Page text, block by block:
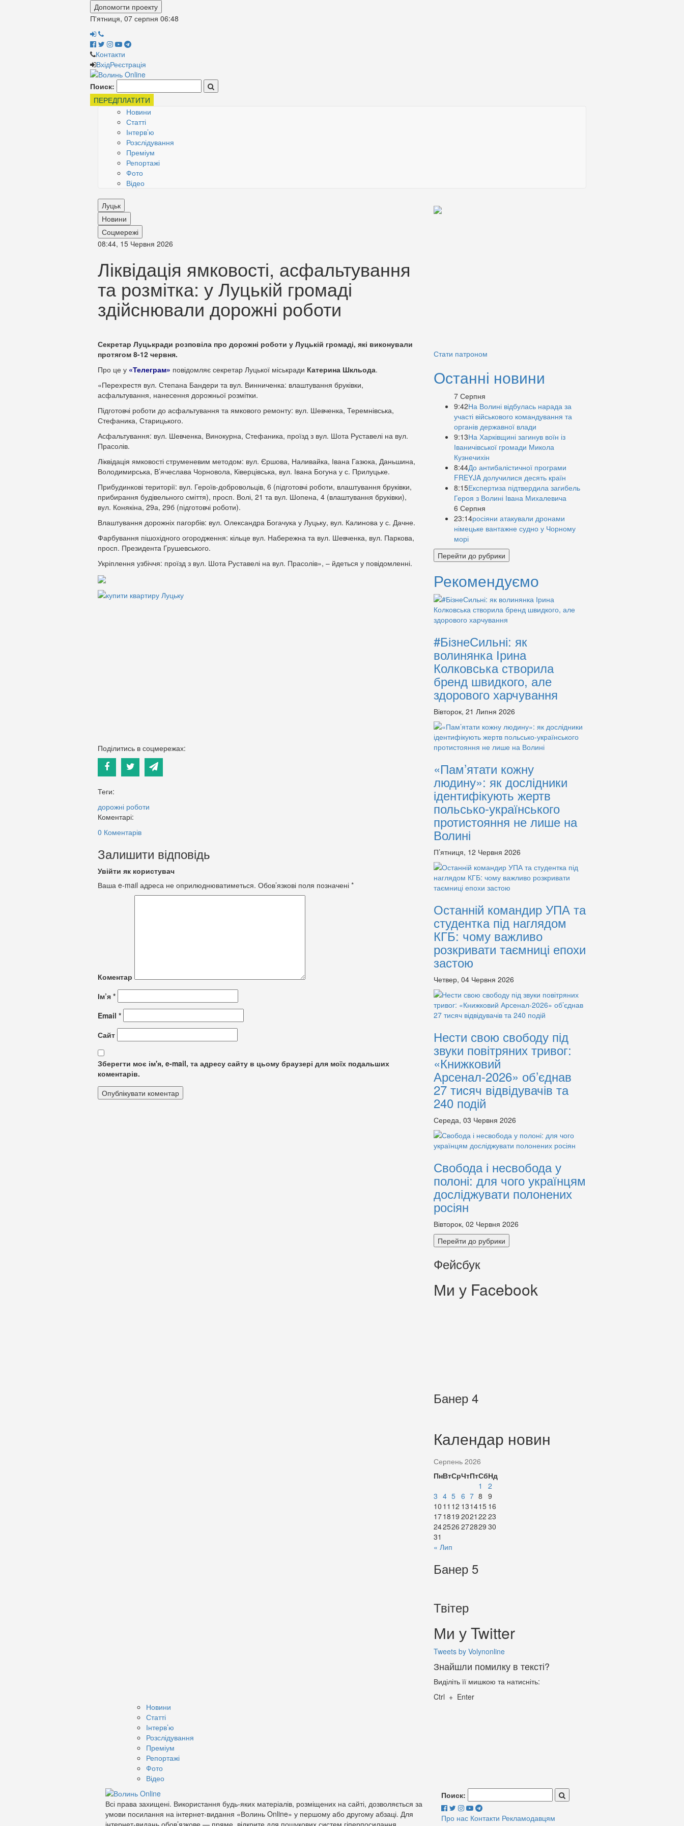
Допомогти проекту
П'ятниця, 07 серпня 06:48
Контакти
ВхідРеєстрація
Поиск:
ПЕРЕДПЛАТИТИ
Новини
Статті
Інтерв’ю
Розслідування
Преміум
Репортажі
Фото
Відео
Луцьк
Новини
Соцмережі
08:44, 15 Червня 2026
Ліквідація ямковості, асфальтування
та розмітка: у Луцькій громаді
здійснювали дорожні роботи
Секретар Луцькради розповіла про дорожні роботи у Луцькій громаді, які виконували
протягом 8-12 червня.
Про це у «Телеграм» повідомляє секретар Луцької міськради Катерина Шкльода.
«Перехрестя вул. Степана Бандери та вул. Винниченка: влаштування бруківки,
асфальтування, нанесення дорожньої розмітки.
Підготовчі роботи до асфальтування та ямкового ремонту: вул. Шевченка, Теремнівська,
Стефаника, Старицького.
Асфальтування: вул. Шевченка, Винокурна, Стефаника, проїзд з вул. Шота Руставелі на вул.
Прасолів.
Ліквідація ямковості струменевим методом: вул. Єршова, Наливайка, Івана Газюка, Даньшина,
Володимирська, В’ячеслава Чорновола, Ківерцівська, вул. Івана Богуна у с. Прилуцьке.
Прибудинкові території: вул. Героїв-добровольців, 6 (підготовчі роботи, влаштування бруківки,
прибирання будівельного сміття), просп. Волі, 21 та вул. Шопена, 4 (влаштування бруківки),
вул. Конякіна, 29а, 29б (підготовчі роботи).
Влаштування дорожніх пагорбів: вул. Олександра Богачука у Луцьку, вул. Калинова у с. Дачне.
Фарбування пішохідного огородження: кільце вул. Набережна та вул. Шевченка, вул. Паркова,
просп. Президента Грушевського.
Укріплення узбіччя: проїзд з вул. Шота Руставелі на вул. Прасолів», – йдеться у повідомленні.
Поділитись в соцмережах:
Теги:
дорожні роботи
Коментарі:
0 Коментарів
Залишити відповідь
Увійти як користувач
Ваша e-mail адреса не оприлюднюватиметься. Обов’язкові поля позначені *
Коментар
Ім’я *
Email *
Сайт
Зберегти моє ім'я, e-mail, та адресу сайту в цьому браузері для моїх подальших
коментарів.
Стати патроном
Останні новини
7 Серпня
9:42На Волині відбулась нарада за
участі військового командування та
органів державної влади
9:13На Харківщині загинув воїн із
Іваничівської громади Микола
Кузнечихін
8:44До антибалістичної програми
FREYJA долучилися десять країн
8:15Експертиза підтвердила загибель
Героя з Волині Івана Михалевича
6 Серпня
23:14росіяни атакували дронами
німецьке вантажне судно у Чорному
морі
Перейти до рубрики
Рекомендуємо
#БізнеСильні: як
волинянка Ірина
Колковська створила
бренд швидкого, але
здорового харчування
Вівторок, 21 Липня 2026
«Пам’ятати кожну
людину»: як дослідники
ідентифікують жертв
польсько-українського
протистояння не лише на
Волині
П’ятниця, 12 Червня 2026
Останній командир УПА та
студентка під наглядом
КГБ: чому важливо
розкривати таємниці епохи
застою
Четвер, 04 Червня 2026
Нести свою свободу під
звуки повітряних тривог:
«Книжковий
Арсенал-2026» об’єднав
27 тисяч відвідувачів та
240 подій
Середа, 03 Червня 2026
Свобода і несвобода у
полоні: для чого українцям
досліджувати полонених
росіян
Вівторок, 02 Червня 2026
Перейти до рубрики
Фейсбук
Ми у Facebook
Банер 4
Календар новин
Серпень 2026
ПнВтСрЧтПтСбНд
1
2
3 4 5 6 7 8 9
10 11 12 131415 16
171819 2021 22 23
242526 272829 30
31
« Лип
Банер 5
Твітер
Ми у Twitter
Tweets by Volynonline
Знайшли помилку в тексті?
Виділіть її мишкою та натисніть:
Ctrl + Enter
Новини
Статті
Інтерв’ю
Розслідування
Преміум
Репортажі
Фото
Відео
Всі права захищені. Використання будь-яких матеріалів, розміщених на сайті, дозволяється за
умови посилання на інтернет-видання «Волинь Online» у першому або другому абзаці. Для
Поиск:
Про нас Контакти Рекламодавцям